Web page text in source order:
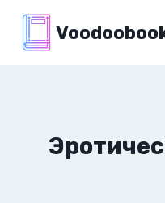
содержимому